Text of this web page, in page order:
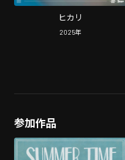
ヒカリ
2025年
参加作品